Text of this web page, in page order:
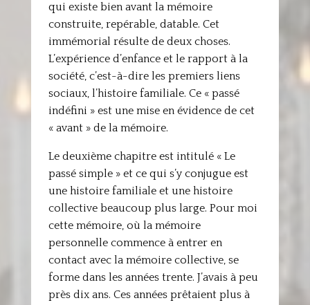
qui existe bien avant la mémoire
construite, repérable, datable. Cet
immémorial résulte de deux choses.
L’expérience d’enfance et le rapport à la
société, c’est-à-dire les premiers liens
sociaux, l’histoire familiale. Ce « passé
indéfini » est une mise en évidence de cet
« avant » de la mémoire.
Le deuxième chapitre est intitulé « Le
passé simple » et ce qui s’y conjugue est
une histoire familiale et une histoire
collective beaucoup plus large. Pour moi
cette mémoire, où la mémoire
personnelle commence à entrer en
contact avec la mémoire collective, se
forme dans les années trente. J’avais à peu
près dix ans. Ces années prêtaient plus à